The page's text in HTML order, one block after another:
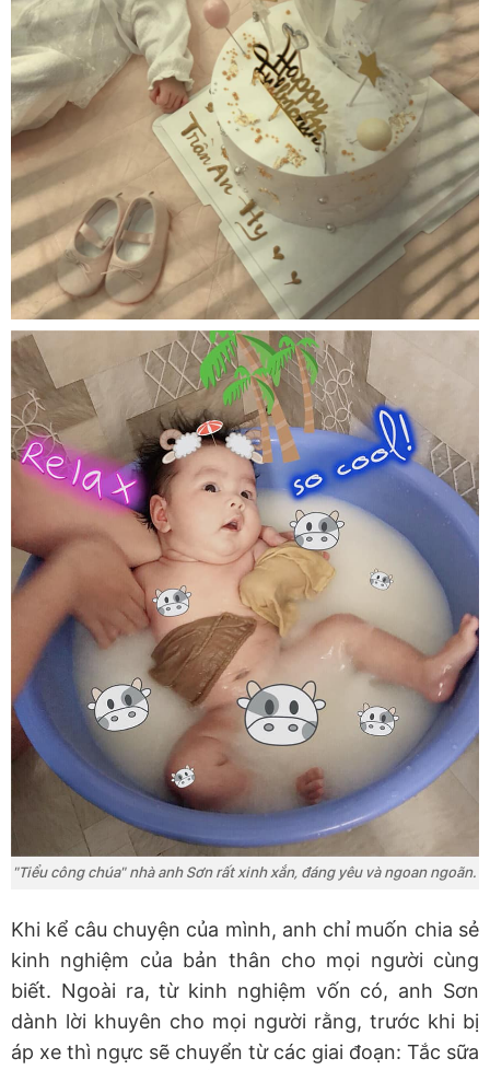
"Tiểu công chúa" nhà anh Sơn rất xinh xắn, đáng yêu và ngoan ngoãn.
Khi kể câu chuyện của mình, anh chỉ muốn chia sẻ
kinh nghiệm của bản thân cho mọi người cùng
biết. Ngoài ra, từ kinh nghiệm vốn có, anh Sơn
dành lời khuyên cho mọi người rằng, trước khi bị
áp xe thì ngực sẽ chuyển từ các giai đoạn: Tắc sữa